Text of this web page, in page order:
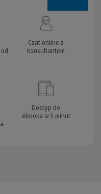
Czat online z
konsultantem
Dostęp do
ebooka w 5 minut